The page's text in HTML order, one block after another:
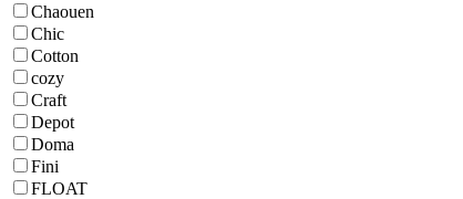
Chaouen
Chic
Cotton
cozy
Craft
Depot
Doma
Fini
FLOAT